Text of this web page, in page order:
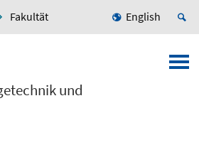
Fakultät English
und